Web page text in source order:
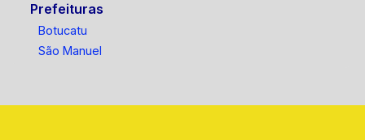
Prefeituras
Botucatu
São Manuel